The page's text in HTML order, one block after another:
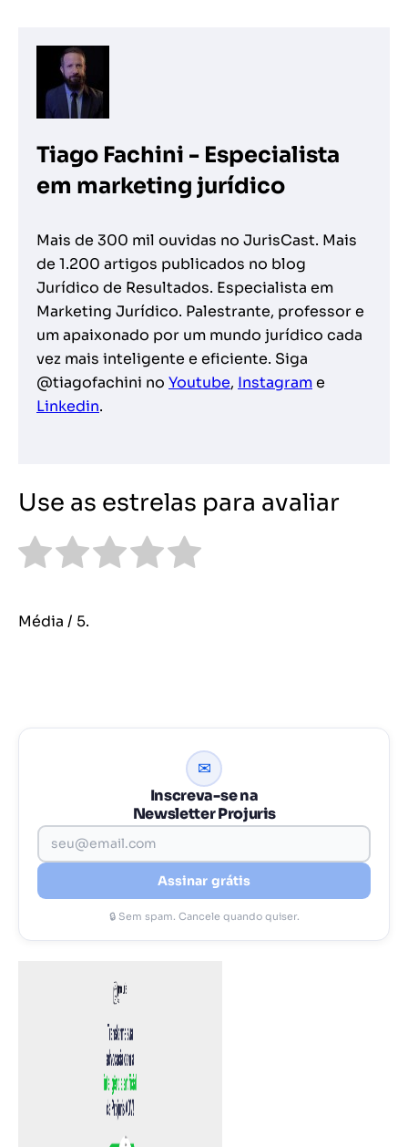
Tiago Fachini - Especialista
em marketing jurídico
Mais de 300 mil ouvidas no JurisCast. Mais
de 1.200 artigos publicados no blog
Jurídico de Resultados. Especialista em
Marketing Jurídico. Palestrante, professor e
um apaixonado por um mundo jurídico cada
vez mais inteligente e eficiente. Siga
@tiagofachini no Youtube, Instagrame
Linkedin.
Use as estrelas para avaliar
Média / 5.
✉
Inscreva-se na
Newsletter Projuris
Assinar grátis
🔒 Sem spam. Cancele quando quiser.